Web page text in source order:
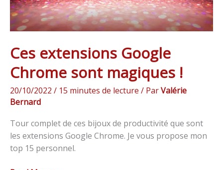
Ces extensions Google
Chrome sont magiques !
20/10/2022 / 15 minutes de lecture / ParValérie
Bernard
Tour complet de ces bijoux de productivité que sont
les extensions Google Chrome. Je vous propose mon
top 15 personnel.